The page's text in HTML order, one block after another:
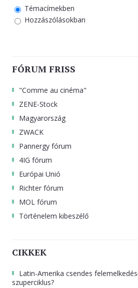
Témacímekben
Hozzászólásokban
FÓRUM FRISS
"Comme au cinéma"
ZENE-Stock
Magyarország
ZWACK
Pannergy fórum
4IG fórum
Európai Unió
Richter fórum
MOL fórum
Történelem kibeszélő
CIKKEK
Latin-Amerika csendes
szuperciklus?